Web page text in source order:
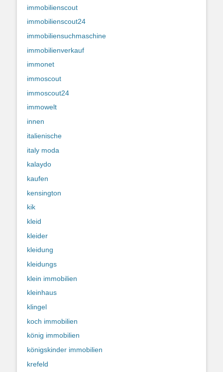
immobilienscout
immobilienscout24
immobiliensuchmaschine
immobilienverkauf
immonet
immoscout
immoscout24
immowelt
innen
italienische
italy moda
kalaydo
kaufen
kensington
kik
kleid
kleider
kleidung
kleidungs
klein immobilien
kleinhaus
klingel
koch immobilien
könig immobilien
königskinder immobilien
krefeld